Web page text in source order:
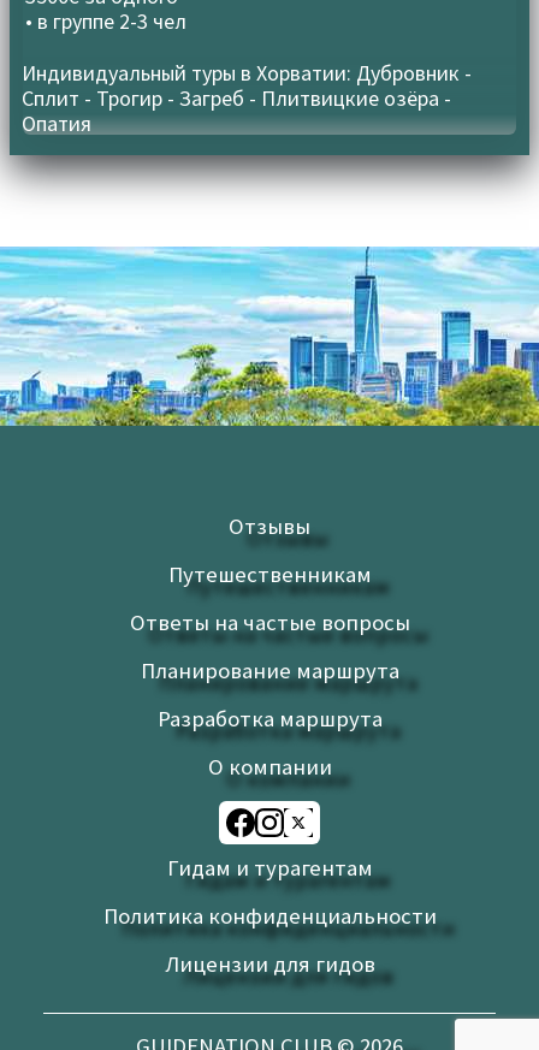
• в группе 2-3 чел
Индивидуальный туры в Хорватии: Дубровник -
Сплит - Трогир - Загреб - Плитвицкие озёра -
Опатия
Отзывы
Путешественникам
Ответы на частые вопросы
Планирование маршрута
Разработка маршрута
О компании
Гидам и турагентам
Политика конфиденциальности
Лицензии для гидов